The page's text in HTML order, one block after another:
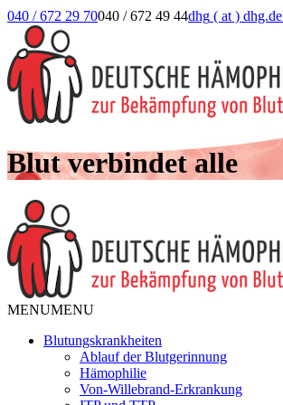
040 / 672 29 70040 / 672 49 44dhg ( at ) dhg.de
Blut verbindet alle
MENUMENU
Blutungskrankheiten
Ablauf der Blutgerinnung
Hämophilie
Von-Willebrand-Erkrankung